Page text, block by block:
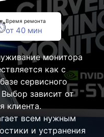
Время ремонта
от 40 мин
монитора
как с
сервисного
зависит от
клиента.
всем нужным
и устранения